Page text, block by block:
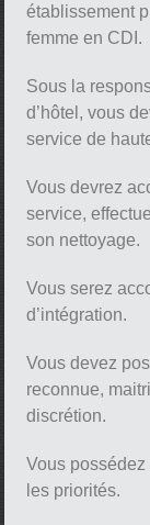
établissement
femme en CDI.
Sous la
d’hôtel, vous
service de
Vous devrez
service,
son nettoyage.
Vous serez
d’intégration.
Vous devez
reconnue,
discrétion.
Vous
les priorités.